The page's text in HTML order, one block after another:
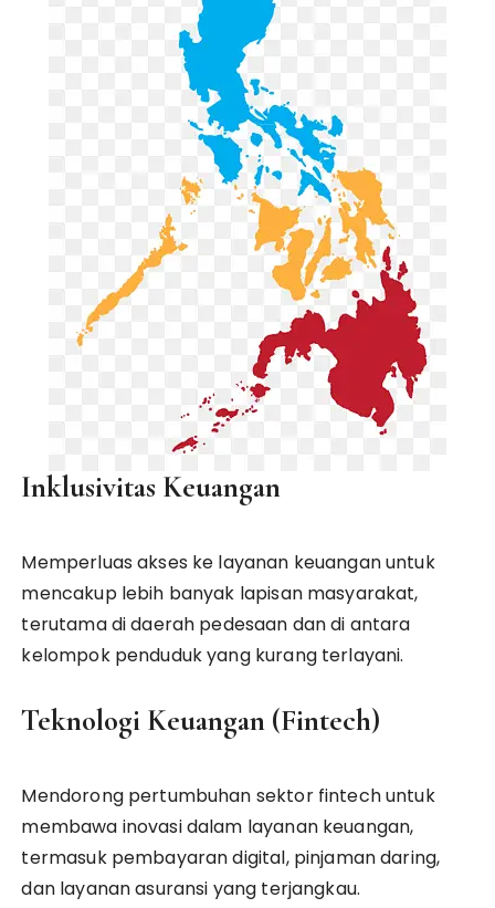
Inklusivitas Keuangan
Memperluas akses ke layanan keuangan untuk
mencakup lebih banyak lapisan masyarakat,
terutama di daerah pedesaan dan di antara
kelompok penduduk yang kurang terlayani.
Teknologi Keuangan (Fintech)
Mendorong pertumbuhan sektor fintech untuk
membawa inovasi dalam layanan keuangan,
termasuk pembayaran digital, pinjaman daring,
dan layanan asuransi yang terjangkau.